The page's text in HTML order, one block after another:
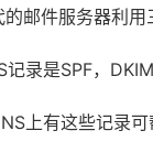
邮件服务器利用
记录是SPF，
上有这些记录